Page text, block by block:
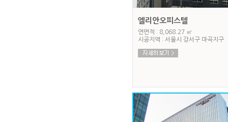
엘리안오피스텔
연면적 : 8,068.27 ㎡
시공지역 : 서울시 강서구 마곡지구